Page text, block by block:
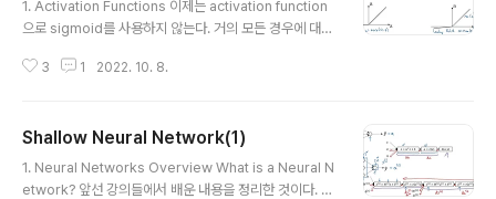
s for computing derivatives forward/back prop
on은 앞에서 다룬 내..
1. Activation Functions 이제는 activation function
으로 sigmoid를 사용하지 않는다. 거의 모든 경우에 대해
좋기 때문이다. tan h는 sigmoid와 달리 non-linear한
는 것보다 편리한 경우가 예외로 존재한다. 이때는 y(labe
l)이 0 또는 1로 구분되는 이진분류인 경우인데, y hat의
범위가 -1에서 1인 것보다 0에서 1로 나오는 것이 더 좋기
3 1 2022. 10. 8.
Shallow Neural Network(1)
1. Neural Networks Overview What is a Neural N
etwork? 앞선 강의들에서 배운 내용을 정리한 것이다. 입